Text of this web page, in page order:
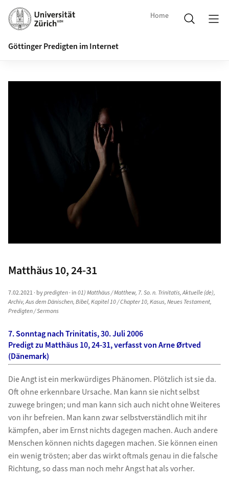
Home
Göttinger Predigten im Internet
Matthäus 10, 24-31
7.02.2021· bypredigten· in01) Matthäus / Matthew, 7. So. n. Trinitatis,Aktuelle (de),
Archiv,Aus dem Dänischen,Bibel,Kapitel 10 / Chapter 10,Kasus,Neues Testament,
Predigten / Sermons
7. Sonntag nach Trinitatis, 30. Juli 2006
Predigt zu Matthäus 10, 24-31, verfasst von Arne Ørtved
(Dänemark)
Die Angt ist ein merkwürdiges Phänomen. Plötzlich ist sie da.
Oft ohne erkennbare Ursache. Man kann sie nicht selbst
zuwege bringen; und man kann sich auch nicht ohne Weiteres
von ihr befreien. Man kann zwar selbstverständlich mit ihr
kämpfen, aber im Ernst nichts dagegen machen. Auch andere
Menschen können nichts dagegen machen. Sie können einen
ein wenig trösten; aber das wirkt oftmals genau in die falsche
Richtung, so dass man noch mehr Angst hat als vorher.